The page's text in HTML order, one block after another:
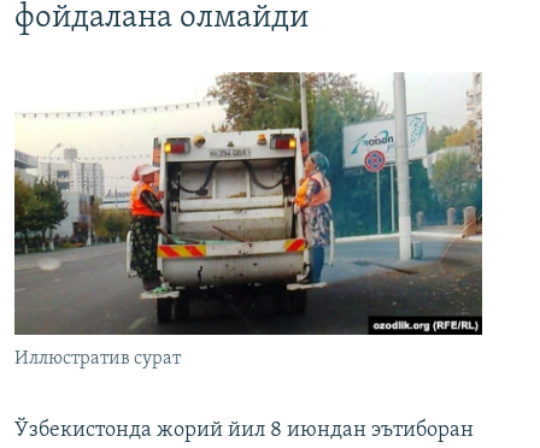
фойдалана олмайди
Иллюстратив сурат
Ўзбекистонда жорий йил 8 июндан эътиборан